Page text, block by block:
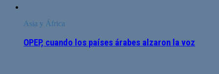
Asia y África
OPEP, cuando los países árabes alzaron la voz